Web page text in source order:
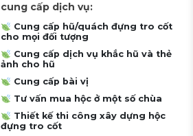
cung cấp dịch vụ:
Cung cấp hũ/quách đựng tro cốt
cho mọi đối tượng
Cung cấp dịch vụ khắc hũ và thẻ
ảnh cho hũ
Cung cấp bài vị
Tư vấn mua hộc ở một số chùa
Thiết kế thi công xây dựng hộc
đựng tro cốt